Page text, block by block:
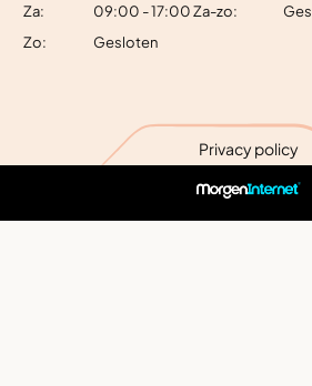
Za:
09:00 - 17:00
Zo:
Gesloten
Za-zo:
Privacy policy